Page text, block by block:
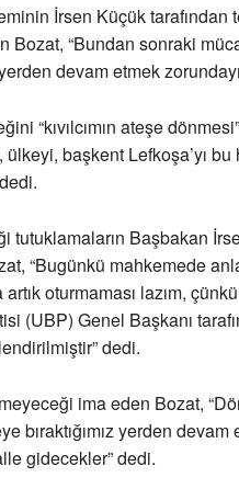
İrsen Küçük tarafından
Bozat, “Bundan sonraki
devam etmek
“kıvılcımın ateşe
başkent Lefkoşa’yı
tutuklamaların Başbakan
“Bugünkü mahkemede
oturmaması lazım,
(UBP) Genel Başkanı
dedi.
ima eden Bozat,
bıraktığımız yerden
gidecekler” dedi.